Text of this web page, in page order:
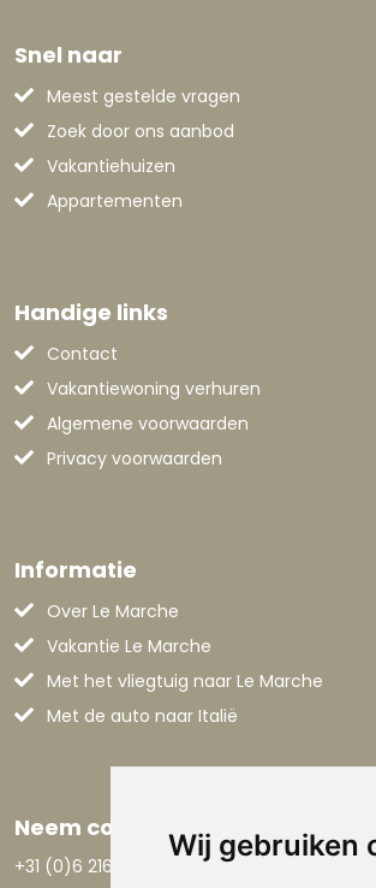
Wij gebruiken
Snel naar
Meest gestelde vragen
Zoek door ons aanbod
Vakantiehuizen
Appartementen
Handige links
Contact
Vakantiewoning verhuren
Algemene voorwaarden
Privacy voorwaarden
Informatie
Over Le Marche
Vakantie Le Marche
Met het vliegtuig naar Le Marche
Met de auto naar Italië
Neem contact op
+31 (0)6 21668801